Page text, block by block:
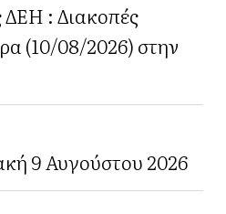
: Διακοπές
(10/08/2026) στην
9 Αυγούστου 2026